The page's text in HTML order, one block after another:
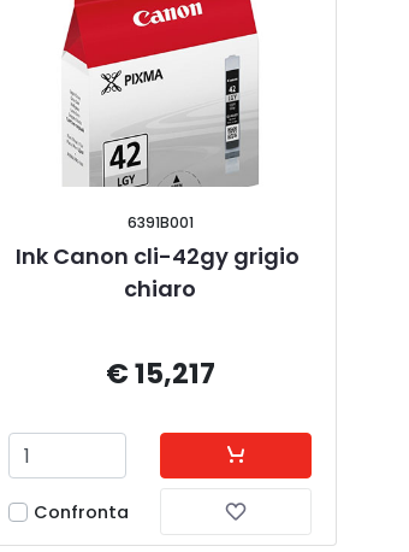
6391B001
Ink Canon cli-42gy grigio
chiaro
€ 15,217
Confronta